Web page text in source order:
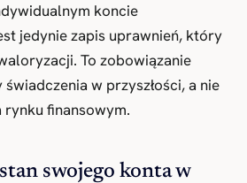
koncie
jedynie zapis uprawnień, który
To zobowiązanie
w przyszłości, a nie
rynku finansowym.
swojego konta w